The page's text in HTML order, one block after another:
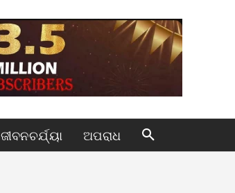
ଜୀବନଚର୍ଯ୍ୟା ଅପରାଧ